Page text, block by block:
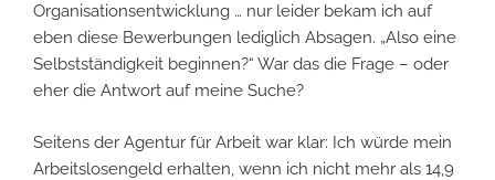
Organisationsentwicklung … nur leider bekam ich auf
eben diese Bewerbungen lediglich Absagen. „Also eine
Selbstständigkeit beginnen?“ War das die Frage – oder
eher die Antwort auf meine Suche?
Seitens der Agentur für Arbeit war klar: Ich würde mein
Arbeitslosengeld erhalten, wenn ich nicht mehr als 14,9